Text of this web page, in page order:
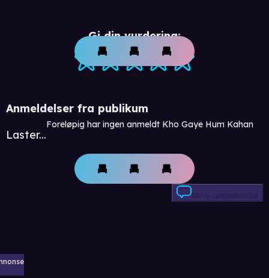
Gi din vurdering:
Anmeldelser fra publikum
Laster...
Foreløpig har ingen anmeldt Kho Gaye Hum Kahan
Skriv anmeldelse